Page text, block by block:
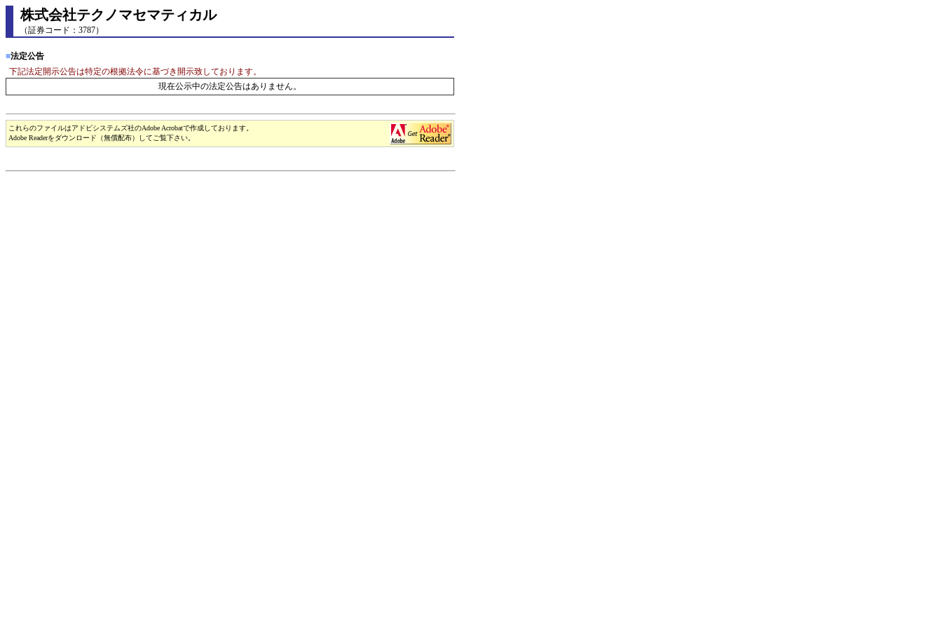
株式会社テクノマセマティカル
（証券コード：3787）
■法定公告
下記法定開示公告は特定の根拠法令に基づき開示致しております。
現在公示中の法定公告はありません。
これらのファイルはアドビシステムズ社のAdobe Acrobatで作成しております。
Adobe Readerをダウンロード（無償配布）してご覧下さい。